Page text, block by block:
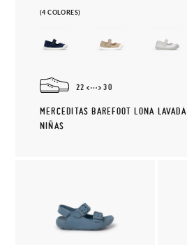
(4 COLORES)
22 30
MERCEDITAS BAREFOOT LONA LAVADA
NIÑAS